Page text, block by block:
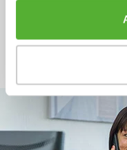
+49 (0)4244 965